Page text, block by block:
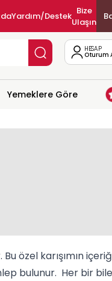
Yardım/Destek Bize
Ulaşın
HESAP
Oturum
Yemeklere Göre
özel karışımın
bulunur. Her bir